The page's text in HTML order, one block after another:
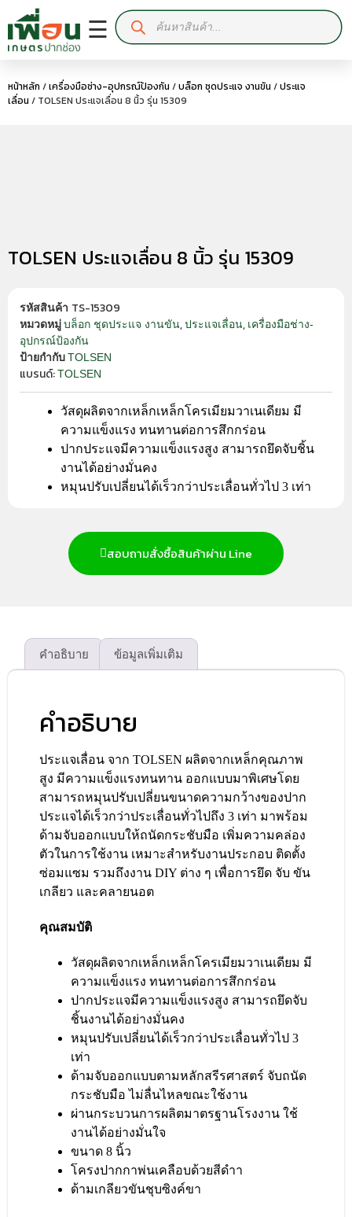
☰
หน้าหลัก /เครื่องมือช่าง-อุปกรณ์ป้องกัน /บล็อก ชุดประแจ งานขัน /ประแจ
เลื่อน / TOLSEN ประแจเลื่อน 8 นิ้ว รุ่น 15309
TOLSEN ประแจเลื่อน 8 นิ้ว รุ่น 15309
รหัสสินค้า TS-15309
หมวดหมู่ บล็อก ชุดประแจ งานขัน,ประแจเลื่อน, เครื่องมือช่าง-
อุปกรณ์ป้องกัน
ป้ายกำกับ TOLSEN
แบรนด์:TOLSEN
วัสดุผลิตจากเหล็กเหล็กโครเมียมวาเนเดียม มี
ความแข็งแรง ทนทานต่อการสึกกร่อน
ปากประแจมีความแข็งแรงสูง สามารถยึดจับชิ้น
งานได้อย่างมั่นคง
หมุนปรับเปลี่ยนได้เร็วกว่าประเลื่อนทั่วไป 3 เท่า
สอบถามสั่งซื้อสินค้าผ่าน Line
คำอธิบาย ข้อมูลเพิ่มเติม
คำอธิบาย
ประแจเลื่อน จาก TOLSEN ผลิตจากเหล็กคุณภาพ
สูง มีความแข็งแรงทนทาน ออกแบบมาพิเศษโดย
สามารถหมุนปรับเปลี่ยนขนาดความกว้างของปาก
ประแจได้เร็วกว่าประเลื่อนทั่วไปถึง 3 เท่า มาพร้อม
ด้ามจับออกแบบให้ถนัดกระชับมือ เพิ่มความคล่อง
ตัวในการใช้งาน เหมาะสำหรับงานประกอบ ติดตั้ง
ซ่อมแซม รวมถึงงาน DIY ต่าง ๆ เพื่อการยึด จับ ขัน
เกลียว และคลายนอต
คุณสมบัติ
วัสดุผลิตจากเหล็กเหล็กโครเมียมวาเนเดียม มี
ความแข็งแรง ทนทานต่อการสึกกร่อน
ปากประแจมีความแข็งแรงสูง สามารถยึดจับ
ชิ้นงานได้อย่างมั่นคง
หมุนปรับเปลี่ยนได้เร็วกว่าประเลื่อนทั่วไป 3
เท่า
ด้ามจับออกแบบตามหลักสรีรศาสตร์ จับถนัด
กระชับมือ ไม่ลื่นไหลขณะใช้งาน
ผ่านกระบวนการผลิตมาตรฐานโรงงาน ใช้
งานได้อย่างมั่นใจ
ขนาด 8 นิ้ว
โครงปากกาพ่นเคลือบด้วยสีดำา
ด้ามเกลียวขันชุบซิงค์ขา